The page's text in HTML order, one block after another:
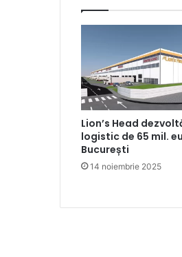
Lion’s Head
logistic de 65 mil.
București
14 noiembrie 2025